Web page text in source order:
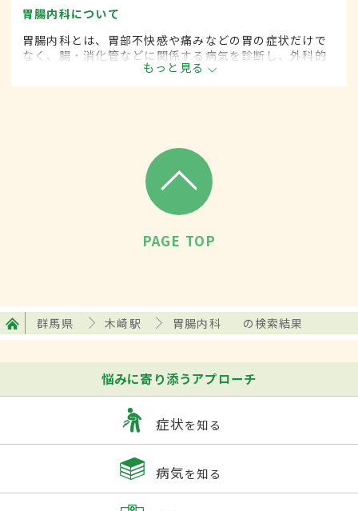
胃腸内科について
胃腸内科とは、胃部不快感や痛みなどの胃の症状だけで
なく、腸・消化管などに関係する病気を診断し、外科的
処置によらずに治療する内科の一領域です。平成20年4
月の制度改正前は、胃腸科と呼ばれていました。
もっと見る
PAGE TOP
群馬県 木崎駅 胃腸内科 の検索結果
悩みに寄り添うアプローチ
症状を知る
病気を知る